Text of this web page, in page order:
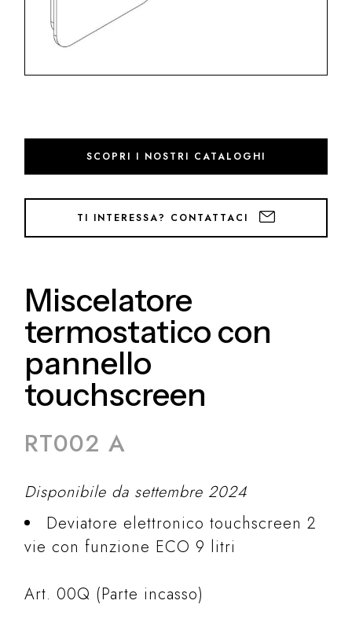
SCOPRI I NOSTRI CATALOGHI
TI INTERESSA? CONTATTACI
Miscelatore
termostatico con
pannello
touchscreen
RT002 A
Disponibile da settembre 2024
Deviatore elettronico touchscreen 2
vie con funzione ECO 9 litri
Art. 00Q (Parte incasso)